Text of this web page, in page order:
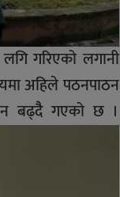
गरिएको लगानी
अहिले पठनपाठन
बढ्दैै गएको छ ।